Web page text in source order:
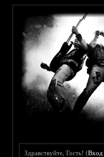
Здравствуйте, Гость! (Вход